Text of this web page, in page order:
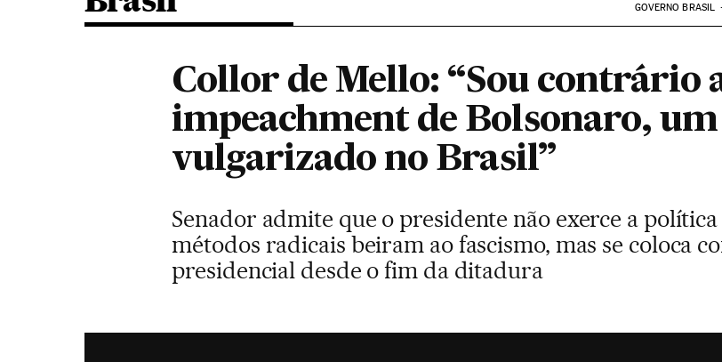
GOVERNO BRASIL
Collor de Mello: “Sou contrário
impeachment de Bolsonaro, um
vulgarizado no Brasil”
Senador admite que o presidente não exerce a
métodos radicais beiram ao fascismo, mas se coloca
presidencial desde o fim da ditadura